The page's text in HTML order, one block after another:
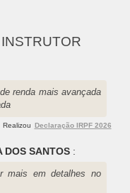
renda mais avançada
Realizou Declaração IRPF 2026
DOS SANTOS :
mais em detalhes no